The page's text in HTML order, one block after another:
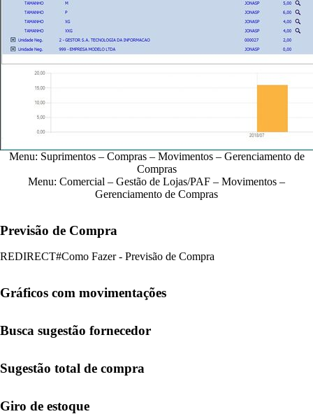
Menu: Suprimentos – Compras – Movimentos – Gerenciamento de
Compras
Menu: Comercial – Gestão de Lojas/PAF – Movimentos –
Gerenciamento de Compras
Previsão de Compra
REDIRECT#Como Fazer - Previsão de Compra
Gráficos com movimentações
Busca sugestão fornecedor
Sugestão total de compra
Giro de estoque